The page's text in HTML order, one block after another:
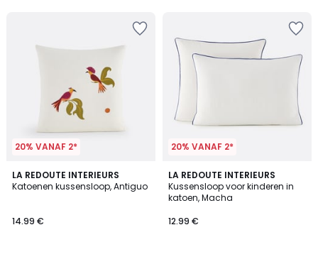
20% VANAF 2*
LA REDOUTE INTERIEURS
Katoenen kussensloop, Antiguo
14.99 €
4.3
/ 5
20% VANAF 2*
LA REDOUTE INTERIEURS
Kussensloop voor kinderen in
katoen, Macha
12.99 €
5
/
5
7
Kleuren